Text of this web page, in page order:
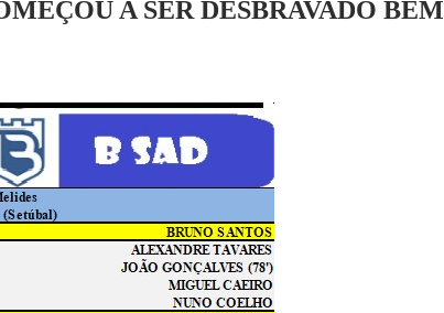
A SER DESBRAVADO BEM